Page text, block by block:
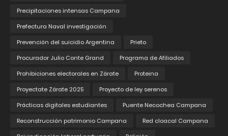
Precipitaciones intensas Campana
Prefectura Naval investigación
Prevención del suicidio Argentina
Prieto
Procurador Julio Conte Grand
Programa de Afiliados
Prohibiciones electorales en Zárate
Proteina
Proyectate Zárate 2025
Proyecto de ley serenos
Prácticas digitales estudiantes
Puente Necochea Campana
Reconstrucción patrimonio Campana
Red cloacal Campana